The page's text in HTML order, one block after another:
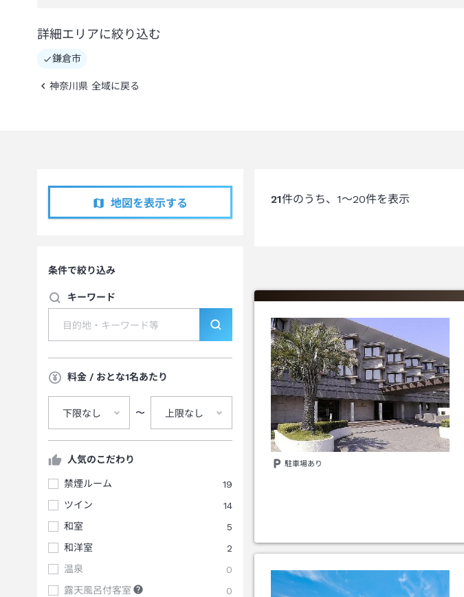
詳細エリアに絞り込む
鎌倉市
神奈川県 全域に戻る
地図を表示する
条件で絞り込み
キーワード
料金 / おとな1名あたり
下限なし 〜 上限なし
人気のこだわり
禁煙ルーム
19
ツイン
14
和室
5
和洋室
2
温泉
0
露天風呂付客室
0
21件のうち、 1～20件を表示
駐車場あり